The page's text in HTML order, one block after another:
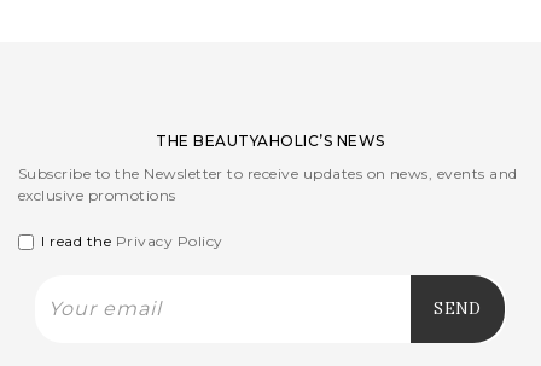
THE BEAUTYAHOLIC’S NEWS
Subscribe to the Newsletter to receive updates on news, events and
exclusive promotions
I read the Privacy Policy